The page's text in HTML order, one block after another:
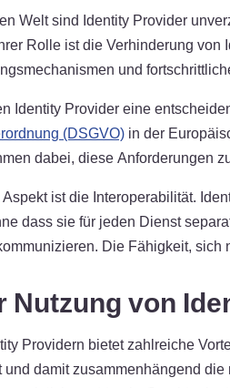
Welt sind Identity Provider
Rolle ist die Verhinderung
und
Identity Provider eine
(DSGVO) in der
dabei, diese Anforderungen
ist die Interoperabilität.
dass sie für jeden Dienst
Die Fähigkeit,
Nutzung von
Providern bietet zahlreiche
damit zusammenhängend